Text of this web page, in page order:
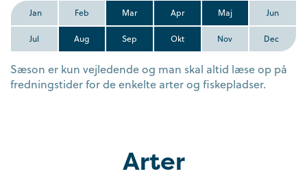
Jan Feb Mar Apr Maj Jun
Jul Aug Sep Okt Nov Dec
Sæson er kun vejledende og man skal altid læse op på
fredningstider for de enkelte arter og fiskepladser.
Arter